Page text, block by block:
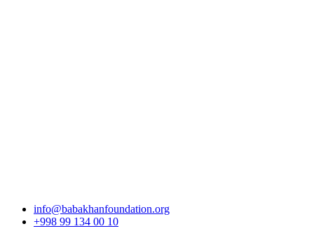
info@babakhanfoundation.org
+998 99 134 00 10